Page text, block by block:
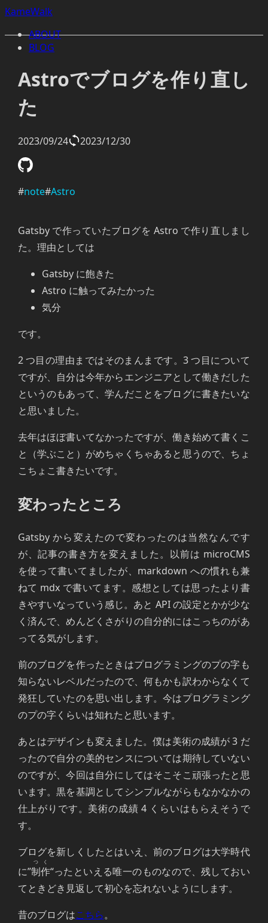
KameWalk
ABOUT
BLOG
Astroでブログを作り直し
た
2023/09/24 2023/12/30
#note#Astro
Gatsby で作っていたブログを Astro で作り直しまし
た。理由としては
Gatsby に飽きた
Astro に触ってみたかった
気分
です。
2 つ目の理由まではそのまんまです。3 つ目について
ですが、自分は今年からエンジニアとして働きだした
というのもあって、学んだことをブログに書きたいな
と思いました。
去年はほぼ書いてなかったですが、働き始めて書くこ
と（学ぶこと）がめちゃくちゃあると思うので、ちょ
こちょこ書きたいです。
変わったところ
Gatsby から変えたので変わったのは当然なんです
が、記事の書き方を変えました。以前は microCMS
を使って書いてましたが、markdown への慣れも兼
ねて mdx で書いてます。感想としては思ったより書
きやすいなっていう感じ。あと API の設定とかが少な
く済んで、めんどくさがりの自分的にはこっちのがあ
ってる気がします。
前のブログを作ったときはプログラミングのプの字も
知らないレベルだったので、何もかも訳わからなくて
発狂していたのを思い出します。今はプログラミング
のプの字くらいは知れたと思います。
あとはデザインも変えました。僕は美術の成績が 3 だ
ったので自分の美的センスについては期待していない
のですが、今回は自分にしてはそこそこ頑張ったと思
います。黒を基調としてシンプルながらもなかなかの
仕上がりです。美術の成績 4 くらいはもらえそうで
す。
ブログを新しくしたとはいえ、前のブログは大学時代
に”制作
つく
“ったといえる唯一のものなので、残しておい
てときどき見返して初心を忘れないようにします。
昔のブログはこちら。